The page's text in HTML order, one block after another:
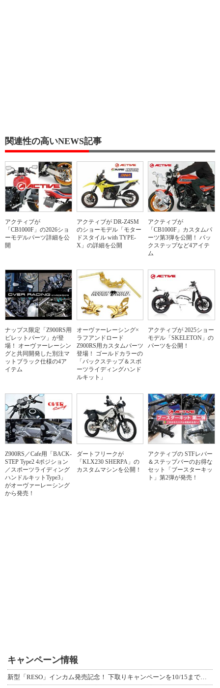
関連性の高いNEWS記事
アクティブが
「CB1000F」の2026ショ
ーモデルパーツ詳細を公
開
アクティブが DR-Z4SM
のショーモデル「モター
ドスタイル with TYPE-
X」の詳細を公開
アクティブが
「CB1000F」カスタムパ
ーツ第3弾を公開！ バッ
クステップなど4アイテ
ム
ナップス限定「Z900RS用
ビレットパーツ」が登
場！ オーヴァーレーシン
グと共同開発した別注マ
ットブラック仕様の4ア
イテム
オーヴァーレーシング×
ラフアンドロード
Z900RS用カスタムパーツ
登場！ ゴールドカラーの
「バックステップ＆スポ
ーツライディングハンド
ルキット」
アクティブが 2025ショー
モデル「SKELETON」の
パーツを公開！
Z900RS／Cafe用「BACK-
STEP Type2 4ポジション
／スポーツライディング
ハンドルキットType3」
がオーヴァーレーシング
から発売！
ダートフリークが
「KLX230 SHERPA」の
カスタムマシンを公開！
アクティブの STFレバー
＆ステップバーのお得な
セット「ブースターキッ
ト」第2弾が発売！
キャンペーン情報
新型「RESO」インカム発売記念！ 下取りキャンペーンを10/15まで延長して開